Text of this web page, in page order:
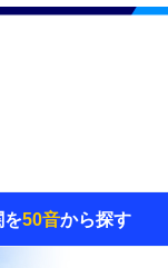
を50音から探す